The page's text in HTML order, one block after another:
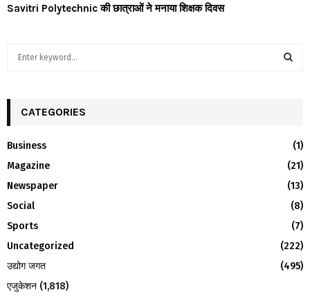
Savitri Polytechnic की छात्राओं ने मनाया शिक्षक दिवस
h
o
r
:
R
CATEGORIES
Business
(1)
Magazine
(21)
Newspaper
(13)
Social
(8)
Sports
(7)
Uncategorized
(222)
उद्योग जगत
(495)
एजुकेशन (1,818)